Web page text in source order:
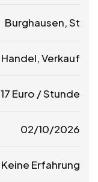
Burghausen, St
Handel, Verkauf
17 Euro / Stunde
02/10/2026
Keine Erfahrung